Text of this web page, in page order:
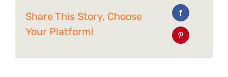
Share This Story, Choose
Your Platform!